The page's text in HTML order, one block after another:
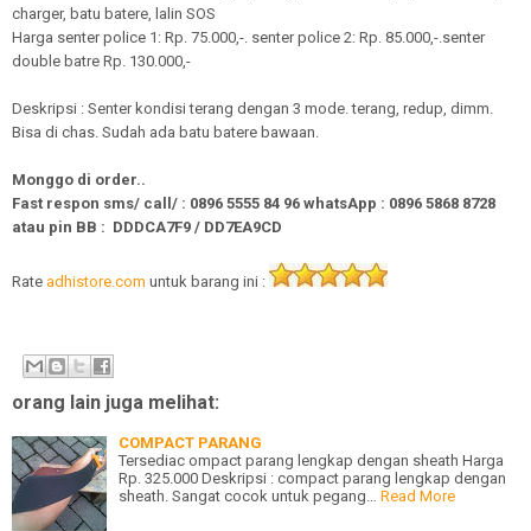
charger, batu batere, lalin SOS
Harga senter police 1: Rp. 75.000,-. senter police 2: Rp. 85.000,-.senter
double batre Rp. 130.000,-
Deskripsi : Senter kondisi terang dengan 3 mode. terang, redup, dimm.
Bisa di chas. Sudah ada batu batere bawaan.
Monggo di order..
Fast respon sms/ call/ : 0896 5555 84 96 whatsApp : 0896 5868 8728
atau pin BB : DDDCA7F9 / DD7EA9CD
Rate adhistore.com untuk barang ini :
orang lain juga melihat:
COMPACT PARANG
Tersediac ompact parang lengkap dengan sheath Harga
Rp. 325.000 Deskripsi : compact parang lengkap dengan
sheath. Sangat cocok untuk pegang… Read More